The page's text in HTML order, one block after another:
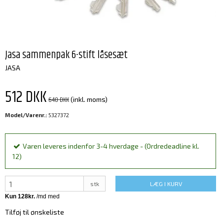
Jasa sammenpak 6-stift låsesæt
JASA
512 DKK640 DKK(inkl. moms)
Model/Varenr.: 5327372
Varen leveres indenfor 3-4 hverdage - (Ordredeadline kl.
12)
stk LÆG I KURV
Tilføj til ønskeliste